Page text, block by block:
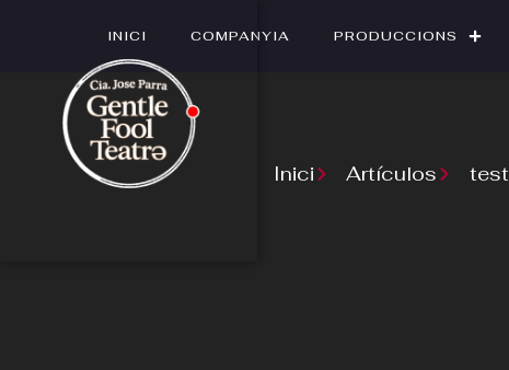
INICI COMPANYIA PRODUCCIONS
Inici Artículos test